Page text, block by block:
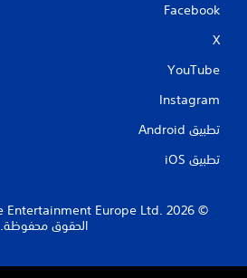
Facebook
X
YouTube
Instagram
تطبيق Android‏
تطبيق iOS‏
الحقوق محفوظة.